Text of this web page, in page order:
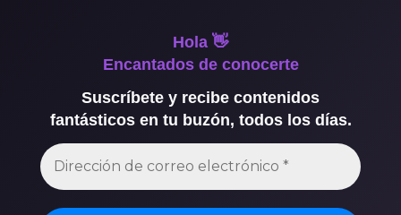
Hola 👋
Encantados de conocerte
Suscríbete y recibe contenidos
fantásticos en tu buzón, todos los días.